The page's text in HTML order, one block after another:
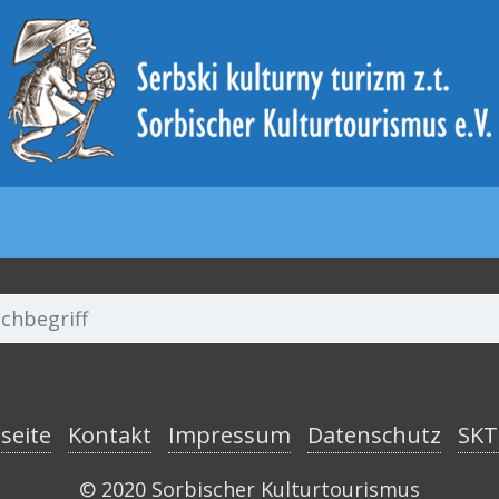
Kontakt Impressum Datenschutz
© 2020 Sorbischer Kulturtourismus